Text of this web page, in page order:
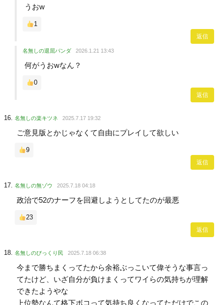
うおw
1
返信
名無しの退屈パンダ 2026.1.21 13:43
何がうおwなん？
0
返信
名無しの楽キツネ 2025.7.17 19:32
ご意見版とかじゃなくて自由にプレイして欲しい
9
返信
名無しの無ゾウ 2025.7.18 04:18
政治で52のナーフを回避しようとしてたのが最悪
23
返信
名無しのびっくり民 2025.7.18 06:38
今まで勝ちまくってたから余裕ぶっこいて偉そうな事言っ
てたけど、いざ自分が負けまくってワイらの気持ちが理解
できたようやな
上位勢なんて格下ボコって気持ち良くなってただけでこの